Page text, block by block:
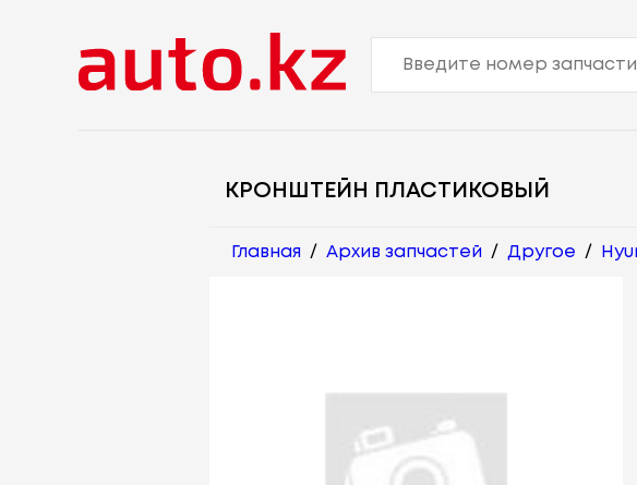
КРОНШТЕЙН ПЛАСТИКОВЫЙ
Главная / Архив запчастей / Другое /